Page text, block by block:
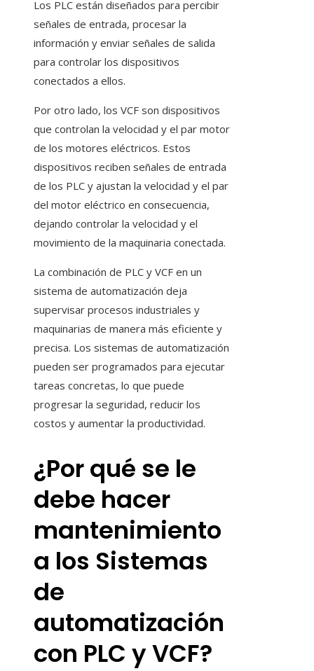
Los PLC están diseñados para percibir
señales de entrada, procesar la
información y enviar señales de salida
para controlar los dispositivos
conectados a ellos.
Por otro lado, los VCF son dispositivos
que controlan la velocidad y el par motor
de los motores eléctricos. Estos
dispositivos reciben señales de entrada
de los PLC y ajustan la velocidad y el par
del motor eléctrico en consecuencia,
dejando controlar la velocidad y el
movimiento de la maquinaria conectada.
La combinación de PLC y VCF en un
sistema de automatización deja
supervisar procesos industriales y
maquinarias de manera más eficiente y
precisa. Los sistemas de automatización
pueden ser programados para ejecutar
tareas concretas, lo que puede
progresar la seguridad, reducir los
costos y aumentar la productividad.
¿Por qué se le
debe hacer
mantenimiento
a los Sistemas
de
automatización
con PLC y VCF?